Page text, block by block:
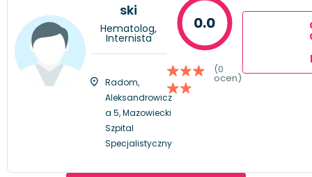
ski
Hematolog,
Internista
Radom,
Aleksandrowicz
a 5, Mazowiecki
Szpital
Specjalistyczny
0.0
(0
ocen)